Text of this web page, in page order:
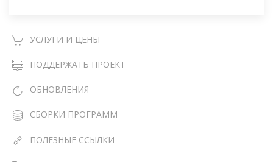
УСЛУГИ И ЦЕНЫ
ПОДДЕРЖАТЬ ПРОЕКТ
ОБНОВЛЕНИЯ
СБОРКИ ПРОГРАММ
ПОЛЕЗНЫЕ ССЫЛКИ